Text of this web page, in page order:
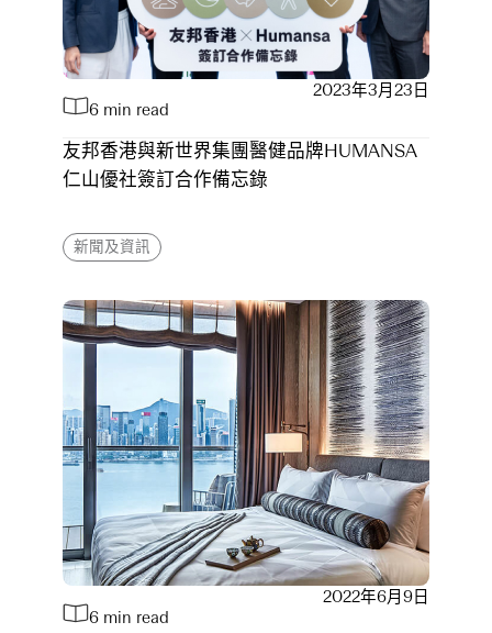
6 min read
2023年3月23日
友邦香港與新世界集團醫健品牌HUMANSA
仁山優社簽訂合作備忘錄
新聞及資訊
6 min read
2022年6月9日